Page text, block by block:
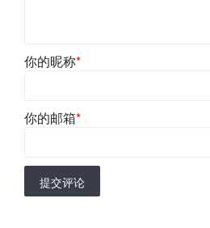
你的昵称*
你的邮箱*
提交评论